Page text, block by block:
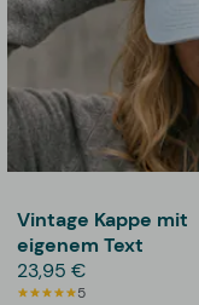
Vintage Kappe mit
eigenem Text
23,95 €
5